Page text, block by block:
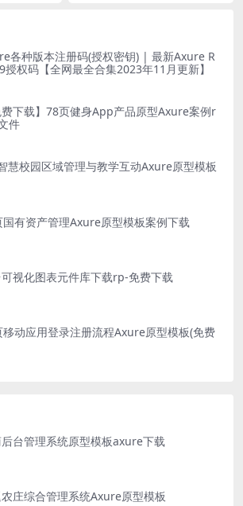
各种版本注册码(授权密钥) | 最新Axure R
授权码【全网最全合集2023年11月更新】
费下载】78页健身App产品原型Axure案例r
件
慧校园区域管理与教学互动Axure原型模板
国有资产管理Axure原型模板案例下载
视化图表元件库下载rp-免费下载
移动应用登录注册流程Axure原型模板(免费
台管理系统原型模板axure下载
农庄综合管理系统Axure原型模板